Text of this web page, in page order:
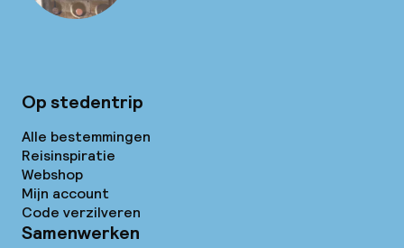
Op stedentrip
Alle bestemmingen
Reisinspiratie
Webshop
Mijn account
Code verzilveren
Samenwerken